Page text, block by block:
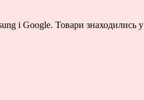
і Google. Товари знаходились у